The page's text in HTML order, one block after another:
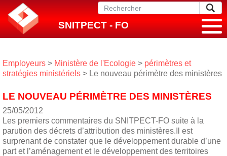
SNITPECT - FO
Employeurs > Ministère de l'Ecologie > périmètres et
stratégies ministériels > Le nouveau périmètre des ministères
LE NOUVEAU PÉRIMÈTRE DES MINISTÈRES
25/05/2012
Les premiers commentaires du SNITPECT-FO suite à la
parution des décrets d’attribution des ministères.Il est
surprenant de constater que le développement durable d’une
part et l’aménagement et le développement des territoires